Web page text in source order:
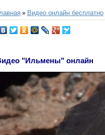
» Видео онлайн бесплатно
"Ильмены" онлайн